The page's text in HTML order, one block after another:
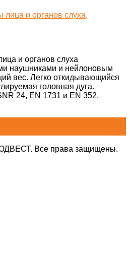
и органов слуха
наушниками и нейлоновым
вес. Легко откидывающийся
головная дуга.
24, EN 1731 и EN 352.
Все права защищены.